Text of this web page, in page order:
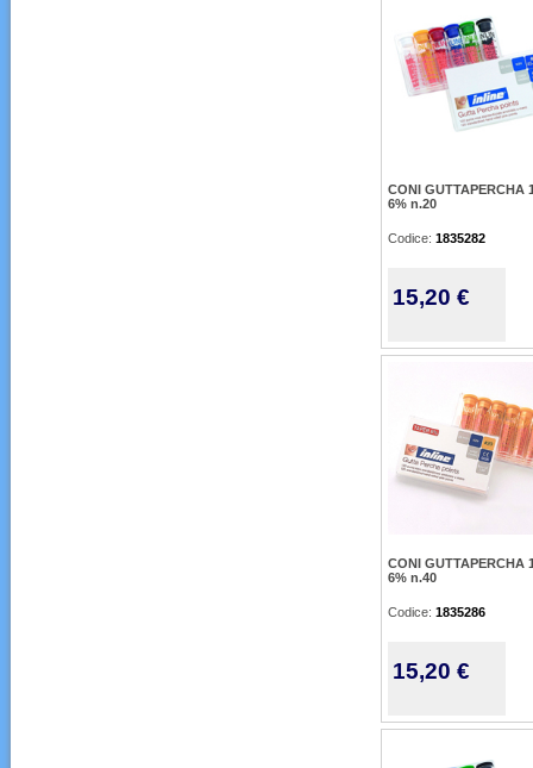
CONI GUTTAPERCHA
6% n.20
Codice: 1835282
15,20 €
CONI GUTTAPERCHA
6% n.40
Codice: 1835286
15,20 €